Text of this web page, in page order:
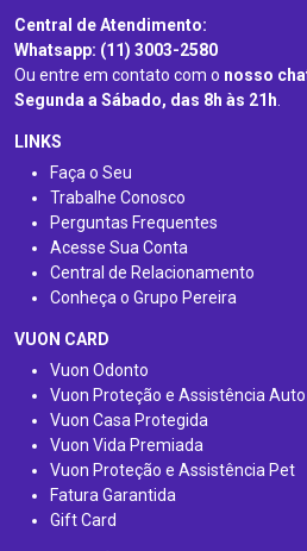
Central de Atendimento:
Whatsapp: (11) 3003-2580
Ou entre em contato com o nosso
Segunda a Sábado, das 8h às 21h.
LINKS
Faça o Seu
Trabalhe Conosco
Perguntas Frequentes
Acesse Sua Conta
Central de Relacionamento
Conheça o Grupo Pereira
VUON CARD
Vuon Odonto
Vuon Proteção e Assistência
Vuon Casa Protegida
Vuon Vida Premiada
Vuon Proteção e Assistência Pet
Fatura Garantida
Gift Card